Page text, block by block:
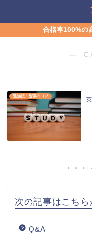
合格率100%の
―
勉強法・勉強のコツ
次の記事はこちら
Q&A